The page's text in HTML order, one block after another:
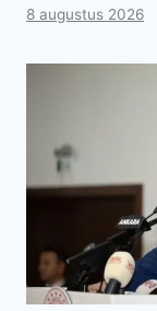
8 augustus 2026